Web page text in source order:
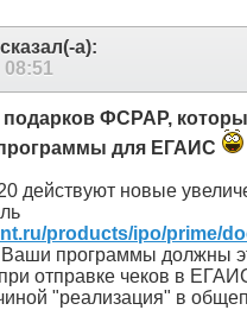
сказал(-а):
08:51
ФСРАР,
для ЕГАИС
действуют новые
products/ipo/prime/
Ваши программы должны
отправке чеков в
"реализация" в